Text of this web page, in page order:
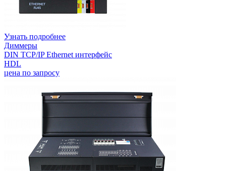
Узнать подробнее
Диммеры
DIN TCP/IP Ethernet интерфейс
HDL
цена по запросу